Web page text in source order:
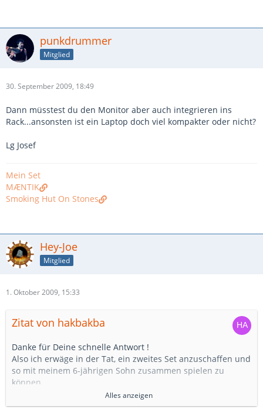
punkdrummer
Mitglied
30. September 2009, 18:49
Dann müsstest du den Monitor aber auch integrieren ins
Rack...ansonsten ist ein Laptop doch viel kompakter oder nicht?
Lg Josef
Mein Set
MÆNTIK
Smoking Hut On Stones
Hey-Joe
Mitglied
1. Oktober 2009, 15:33
Zitat von hakbakba
Danke für Deine schnelle Antwort !
Also ich erwäge in der Tat, ein zweites Set anzuschaffen und
so mit meinem 6-jährigen Sohn zusammen spielen zu
können.
Ich könnte ja mein TD-6-Modul behalten und ein Set über
das Audio-Interface (Firewire) und das MegaDrum via USB in
Alles anzeigen